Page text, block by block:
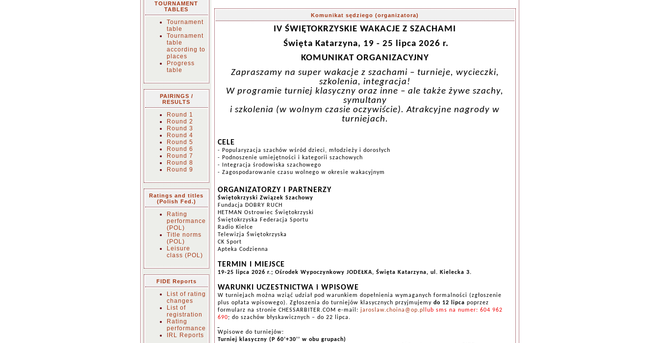
TOURNAMENT
TABLES
Tournament
table
Tournament
table
according to
places
Progress
table
PAIRINGS /
RESULTS
Round 1
Round 2
Round 3
Round 4
Round 5
Round 6
Round 7
Round 8
Round 9
Ratings and titles
(Polish Fed.)
Rating
performance
(POL)
Title norms
(POL)
Leisure
class (POL)
FIDE Reports
List of rating
changes
List of
registration
Rating
performance
IRL Reports
Komunikat sędziego (organizatora)
IV ŚWIĘTOKRZYSKIE WAKACJE Z SZACHAMI
Święta Katarzyna, 19 - 25 lipca 2026 r.
KOMUNIKAT ORGANIZACYJNY
Zapraszamy na super wakacje z szachami – turnieje, wycieczki,
szkolenia, integracja!
W programie turniej klasyczny oraz inne – ale także żywe szachy,
symultany
i szkolenia (w wolnym czasie oczywiście). Atrakcyjne nagrody w
turniejach.
CELE
- Popularyzacja szachów wśród dzieci, młodzieży i dorosłych
- Podnoszenie umiejętności i kategorii szachowych
- Integracja środowiska szachowego
- Zagospodarowanie czasu wolnego w okresie wakacyjnym
ORGANIZATORZY I PARTNERZY
Świętokrzyski Związek Szachowy
Fundacja DOBRY RUCH
HETMAN Ostrowiec Świętokrzyski
Świętokrzyska Federacja Sportu
Radio Kielce
Telewizja Świętokrzyska
CK Sport
Apteka Codzienna
TERMIN I MIEJSCE
19-25 lipca 2026 r.; Ośrodek Wypoczynkowy JODEŁKA, Święta Katarzyna, ul. Kielecka 3.
WARUNKI UCZESTNICTWA i WPISOWE
W turniejach można wziąć udział pod warunkiem dopełnienia wymaganych formalności (zgłoszenie
plus opłata wpisowego). Zgłoszenia do turniejów klasycznych przyjmujemy do 12 lipca poprzez
formularz na stronie CHESSARBITER.COM e-mail: jaroslaw.choina@op.pl
lub sms na numer: 604 962
690; do szachów błyskawicznych – do 22 lipca.
Wpisowe do turniejów:
Turniej klasyczny (P 60’+30’’ w obu grupach)